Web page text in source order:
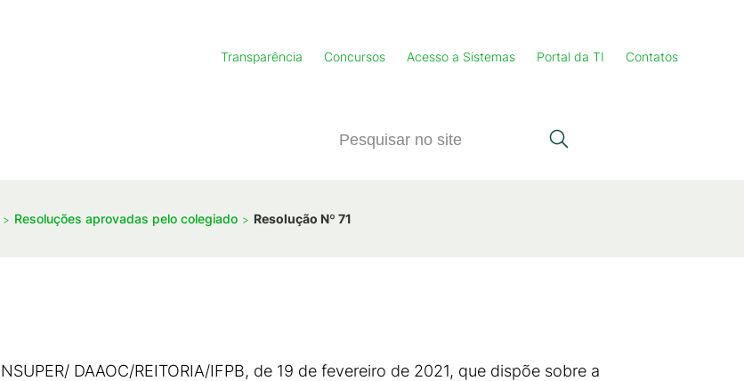
Transparência Concursos Acesso a Sistemas Portal da TI Contatos
Resoluções aprovadas pelo colegiado Resolução Nº 71
DAAOC/REITORIA/IFPB, de 19 de fevereiro de 2021, que dispõe sobre a